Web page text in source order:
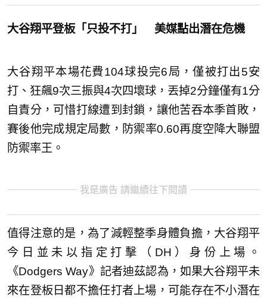
大谷翔平登板「只投不打」 美媒點出潛在危機
大谷翔平本場花費104球投完6局，僅被打出5安
打、狂飆9次三振與4次四壞球，丟掉2分鐘僅有1分
自責分，可惜打線遭到封鎖，讓他苦吞本季首敗，
賽後他完成規定局數，防禦率0.60再度空降大聯盟
防禦率王。
我是廣告 請繼續往下閱讀
值得注意的是，為了減輕整季身體負擔，大谷翔平
今日並未以指定打擊（DH）身份上場。
《Dodgers Way》記者迪茲認為，如果大谷翔平未
來在登板日都不擔任打者上場，可能存在不小潛在